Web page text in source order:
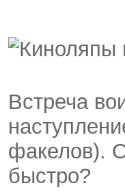
Встреча
факелов).
быстро?